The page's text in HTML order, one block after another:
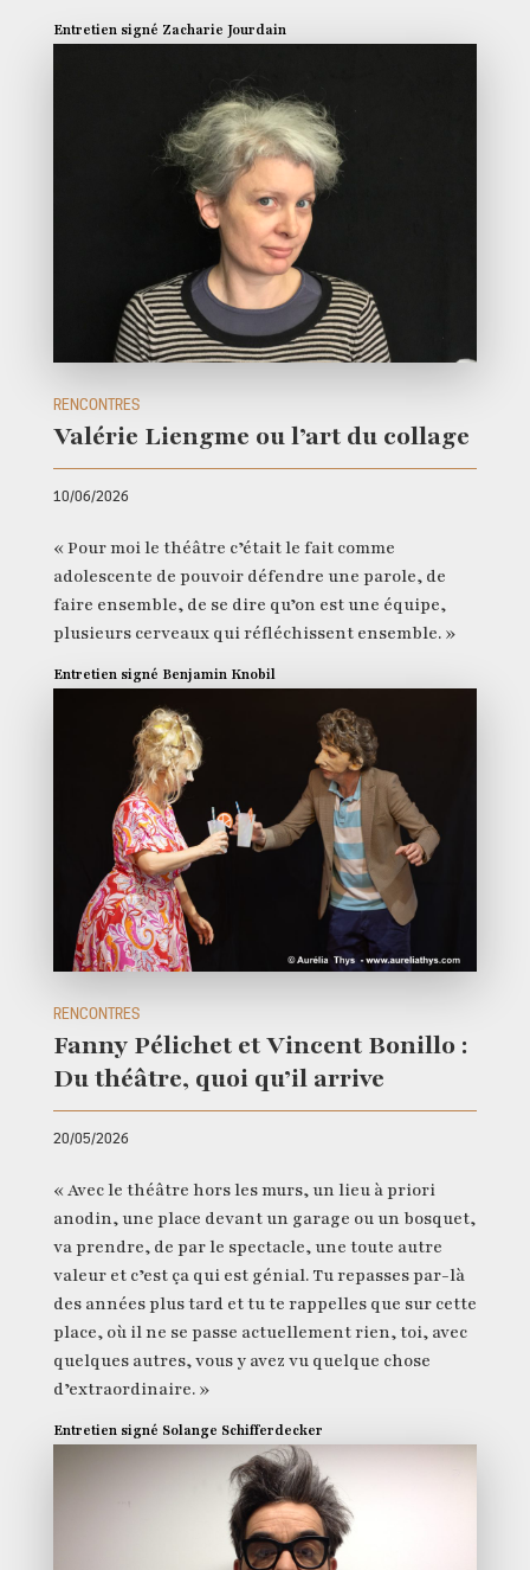
Entretien signé Zacharie Jourdain
RENCONTRES
Valérie Liengme ou l’art du collage
10/06/2026
« Pour moi le théâtre c’était le fait comme
adolescente de pouvoir défendre une parole, de
faire ensemble, de se dire qu’on est une équipe,
plusieurs cerveaux qui réfléchissent ensemble. »
Entretien signé Benjamin Knobil
RENCONTRES
Fanny Pélichet et Vincent Bonillo :
Du théâtre, quoi qu’il arrive
20/05/2026
« Avec le théâtre hors les murs, un lieu à priori
anodin, une place devant un garage ou un bosquet,
va prendre, de par le spectacle, une toute autre
valeur et c’est ça qui est génial. Tu repasses par-là
des années plus tard et tu te rappelles que sur cette
place, où il ne se passe actuellement rien, toi, avec
quelques autres, vous y avez vu quelque chose
d’extraordinaire. »
Entretien signé Solange Schifferdecker